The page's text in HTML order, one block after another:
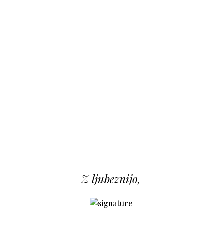
Z ljubeznijo,